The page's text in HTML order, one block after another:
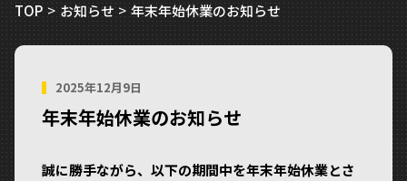
TOP お知らせ 年末年始休業のお知らせ
2025年12月9日
年末年始休業のお知らせ
誠に勝手ながら、以下の期間中を年末年始休業とさ